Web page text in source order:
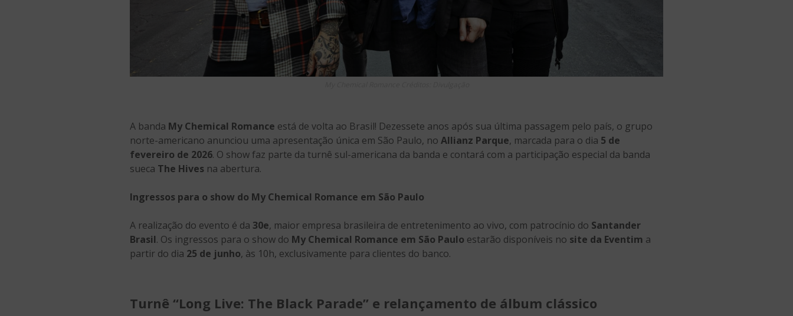
A banda My Chemical Romance está de volta ao Brasil! Dezessete anos após sua última passagem pelo país, o grupo
norte-americano anunciou uma apresentação única em São Paulo, no Allianz Parque, marcada para o dia 5 de
fevereiro de 2026. O show faz parte da turnê sul-americana da banda e contará com a participação especial da banda
sueca The Hives na abertura.
Ingressos para o show do My Chemical Romance em São Paulo
A realização do evento é da 30e, maior empresa brasileira de entretenimento ao vivo, com patrocínio do Santander
Brasil. Os ingressos para o show do My Chemical Romance em São Paulo estarão disponíveis no site da Eventim a
partir do dia 25 de junho, às 10h, exclusivamente para clientes do banco.
Turnê “Long Live: The Black Parade” e relançamento de álbum clássico